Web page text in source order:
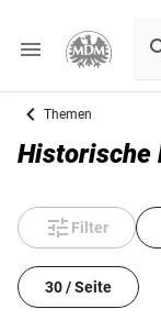
Themen
Historische
Filter
30 / Seite